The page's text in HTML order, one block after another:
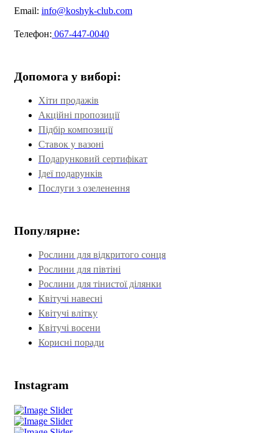
Email: info@koshyk-club.com
Телефон: 067-447-0040
Допомога у виборі:
Хіти продажів
Акційні пропозиції
Підбір композиції
Ставок у вазоні
Подарунковий сертифікат
Ідеї подарунків
Послуги з озеленення
Популярне:
Рослини для відкритого сонця
Рослини для півтіні
Рослини для тінистої ділянки
Квітучі навесні
Квітучі влітку
Квітучі восени
Корисні поради
Instagram